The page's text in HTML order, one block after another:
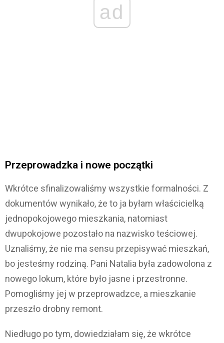
ad
Przeprowadzka i nowe początki
Wkrótce sfinalizowaliśmy wszystkie formalności. Z
dokumentów wynikało, że to ja byłam właścicielką
jednopokojowego mieszkania, natomiast
dwupokojowe pozostało na nazwisko teściowej.
Uznaliśmy, że nie ma sensu przepisywać mieszkań,
bo jesteśmy rodziną. Pani Natalia była zadowolona z
nowego lokum, które było jasne i przestronne.
Pomogliśmy jej w przeprowadzce, a mieszkanie
przeszło drobny remont.
Niedługo po tym, dowiedziałam się, że wkrótce